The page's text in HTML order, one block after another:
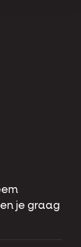
je graag